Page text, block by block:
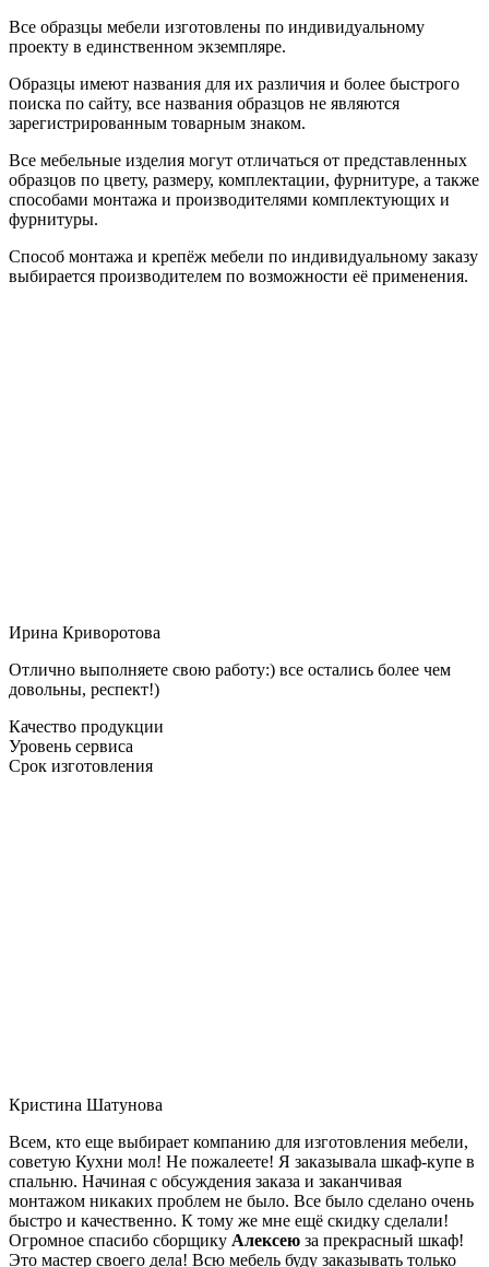
Все образцы мебели изготовлены по индивидуальному
проекту в единственном экземпляре.
Образцы имеют названия для их различия и более быстрого
поиска по сайту, все названия образцов не являются
зарегистрированным товарным знаком.
Все мебельные изделия могут отличаться от представленных
образцов по цвету, размеру, комплектации, фурнитуре, а также
способами монтажа и производителями комплектующих и
фурнитуры.
Способ монтажа и крепёж мебели по индивидуальному заказу
выбирается производителем по возможности её применения.
Ирина Криворотова
Отлично выполняете свою работу:) все остались более чем
довольны, респект!)
Качество продукции
Уровень сервиса
Срок изготовления
Кристина Шатунова
Всем, кто еще выбирает компанию для изготовления мебели,
советую Кухни мол! Не пожалеете! Я заказывала шкаф-купе в
спальню. Начиная с обсуждения заказа и заканчивая
монтажом никаких проблем не было. Все было сделано очень
быстро и качественно. К тому же мне ещё скидку сделали!
Огромное спасибо сборщику Алексею за прекрасный шкаф!
Это мастер своего дела! Всю мебель буду заказывать только